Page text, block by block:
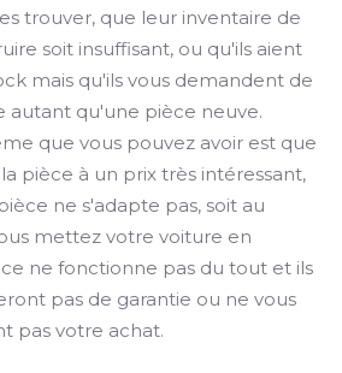
trouver, que leur inventaire de
soit insuffisant, ou qu'ils aient
mais qu'ils vous demandent de
autant qu'une pièce neuve.
que vous pouvez avoir est que
pièce à un prix très intéressant,
ne s'adapte pas, soit au
mettez votre voiture en
ne fonctionne pas du tout et ils
pas de garantie ou ne vous
pas votre achat.